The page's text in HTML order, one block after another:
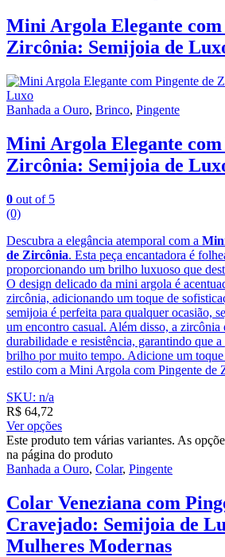
Mini Argola Elegante com
Zircônia: Semijoia de
Banhada a Ouro, Brinco, Pingente
Mini Argola Elegante com
Zircônia: Semijoia de
0 out of 5
(0)
Descubra a elegância atemporal com a
de Zircônia. Esta peça encantadora é
proporcionando um brilho luxuoso que
O design delicado da mini argola é
zircônia, adicionando um toque de
semijoia é perfeita para qualquer ocasião,
um encontro casual. Além disso, a zircônia
durabilidade e resistência, garantindo que a
brilho por muito tempo. Adicione um toque
estilo com a Mini Argola com Pingente de
SKU: n/a
R$ 64,72
Ver opções
Este produto tem várias variantes. As
na página do produto
Banhada a Ouro, Colar, Pingente
Colar Veneziana com
Cravejado: Semijoia de
Mulheres Modernas